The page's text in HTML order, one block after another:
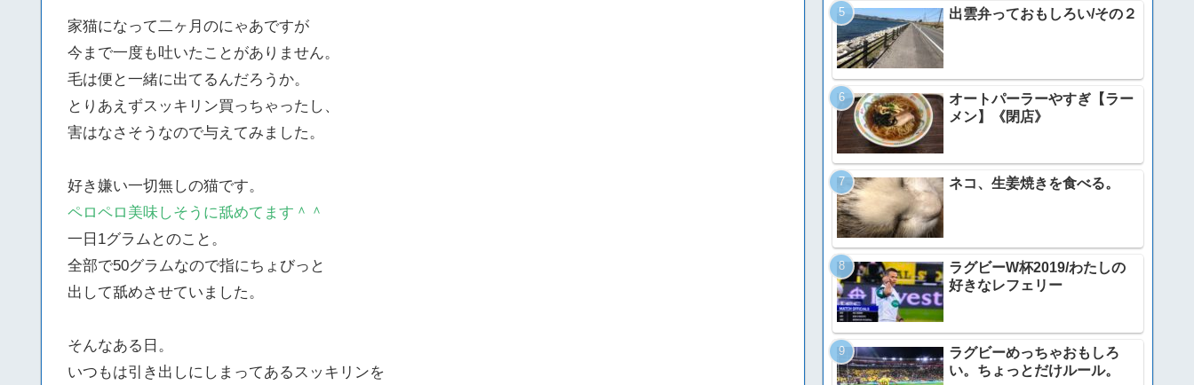
家猫になって二ヶ月のにゃあですが
今まで一度も吐いたことがありません。
毛は便と一緒に出てるんだろうか。
とりあえずスッキリン買っちゃったし、
害はなさそうなので与えてみました。
好き嫌い一切無しの猫です。
ペロペロ美味しそうに舐めてます＾＾
一日1グラムとのこと。
全部で50グラムなので指にちょびっと
出して舐めさせていました。
そんなある日。
いつもは引き出しにしまってあるスッキリンを
出雲弁っておもしろい/その２
オートパーラーやすぎ【ラー
メン】《閉店》
ネコ、生姜焼きを食べる。
ラグビーW杯2019/わたしの
好きなレフェリー
ラグビーめっちゃおもしろ
い。ちょっとだけルール。